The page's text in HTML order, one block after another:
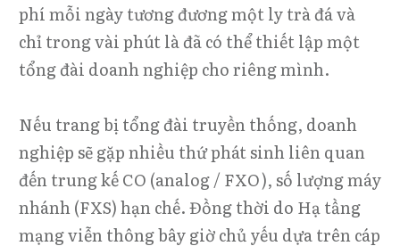
phí mỗi ngày tương đương một ly trà đá và
chỉ trong vài phút là đã có thể thiết lập một
tổng đài doanh nghiệp cho riêng mình.
Nếu trang bị tổng đài truyền thống, doanh
nghiệp sẽ gặp nhiều thứ phát sinh liên quan
đến trung kế CO (analog / FXO), số lượng máy
nhánh (FXS) hạn chế. Đồng thời do Hạ tầng
mạng viễn thông bây giờ chủ yếu dựa trên cáp